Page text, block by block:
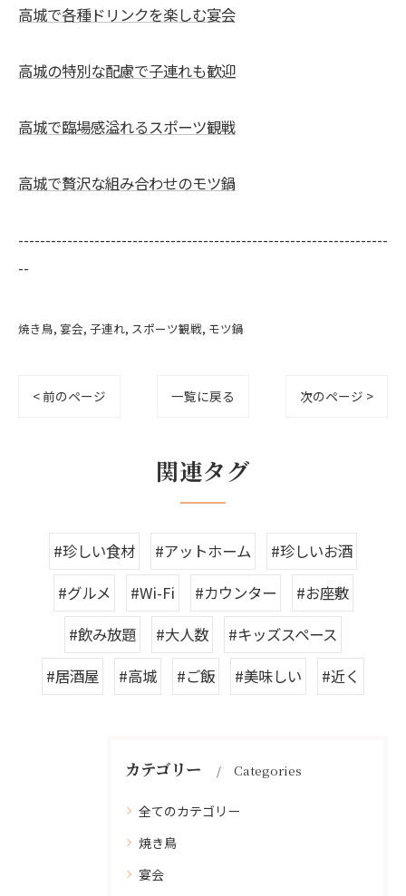
高城で各種ドリンクを楽しむ宴会
高城の特別な配慮で子連れも歓迎
高城で臨場感溢れるスポーツ観戦
高城で贅沢な組み合わせのモツ鍋
--------------------------------------------------------------------
--
焼き鳥 宴会 子連れ スポーツ観戦 モツ鍋
< 前のページ 一覧に戻る 次のページ >
関連タグ
#珍しい食材 #アットホーム
#珍しいお酒
#グルメ
#Wi-Fi #カウンター
#お座敷
#飲み放題
#大人数
#キッズスペース
#居酒屋
#高城 #ご飯 #美味しい #近く
カテゴリー Categories
全てのカテゴリー
焼き鳥
宴会